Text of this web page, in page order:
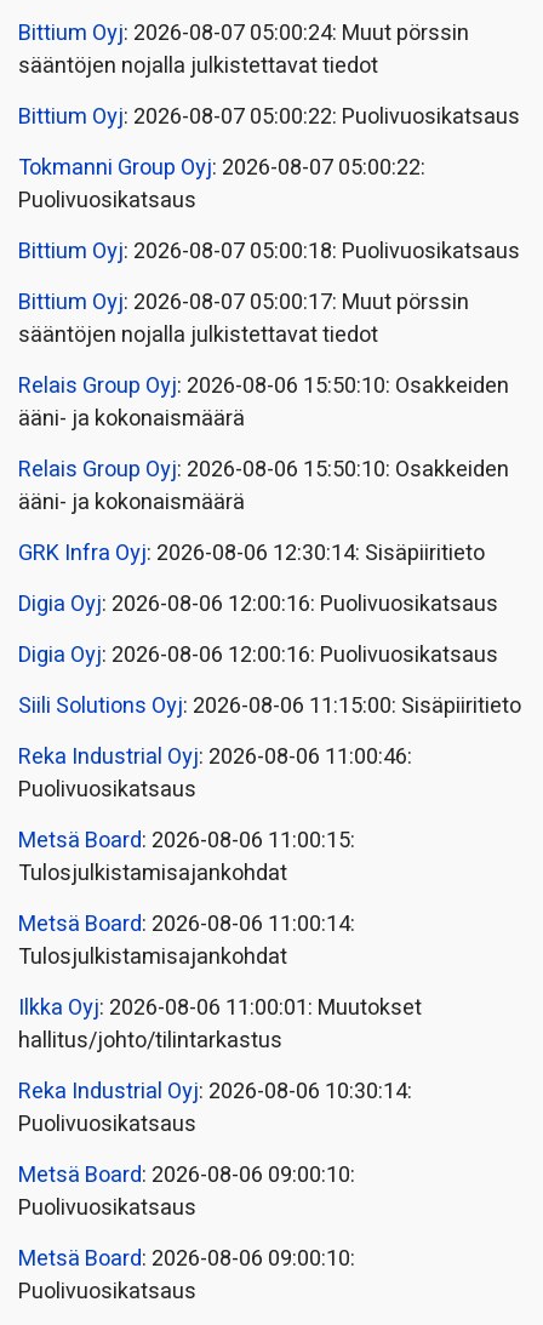
Bittium Oyj: 2026-08-07 05:00:24: Muut pörssin
sääntöjen nojalla julkistettavat tiedot
Bittium Oyj: 2026-08-07 05:00:22: Puolivuosikatsaus
Tokmanni Group Oyj: 2026-08-07 05:00:22:
Puolivuosikatsaus
Bittium Oyj: 2026-08-07 05:00:18: Puolivuosikatsaus
Bittium Oyj: 2026-08-07 05:00:17: Muut pörssin
sääntöjen nojalla julkistettavat tiedot
Relais Group Oyj: 2026-08-06 15:50:10: Osakkeiden
ääni- ja kokonaismäärä
Relais Group Oyj: 2026-08-06 15:50:10: Osakkeiden
ääni- ja kokonaismäärä
GRK Infra Oyj: 2026-08-06 12:30:14: Sisäpiiritieto
Digia Oyj: 2026-08-06 12:00:16: Puolivuosikatsaus
Digia Oyj: 2026-08-06 12:00:16: Puolivuosikatsaus
Siili Solutions Oyj: 2026-08-06 11:15:00: Sisäpiiritieto
Reka Industrial Oyj: 2026-08-06 11:00:46:
Puolivuosikatsaus
Metsä Board: 2026-08-06 11:00:15:
Tulosjulkistamisajankohdat
Metsä Board: 2026-08-06 11:00:14:
Tulosjulkistamisajankohdat
Ilkka Oyj: 2026-08-06 11:00:01: Muutokset
hallitus/johto/tilintarkastus
Reka Industrial Oyj: 2026-08-06 10:30:14:
Puolivuosikatsaus
Metsä Board: 2026-08-06 09:00:10:
Puolivuosikatsaus
Metsä Board: 2026-08-06 09:00:10:
Puolivuosikatsaus